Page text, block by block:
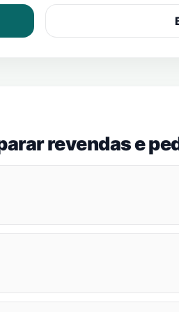
revendas e